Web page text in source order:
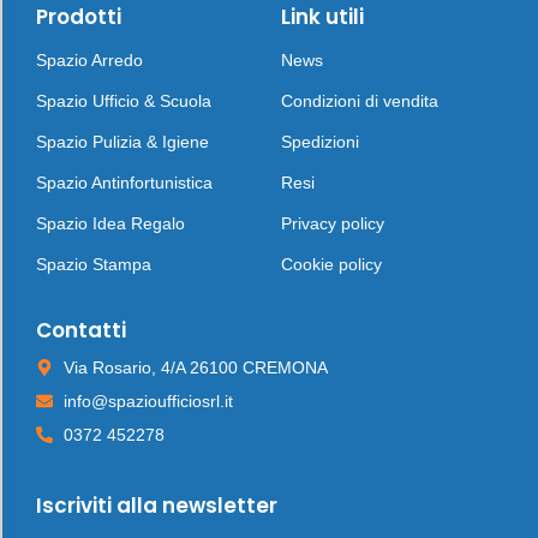
Prodotti
Spazio Arredo
Spazio Ufficio & Scuola
Spazio Pulizia & Igiene
Spazio Antinfortunistica
Spazio Idea Regalo
Spazio Stampa
Link utili
News
Condizioni di vendita
Spedizioni
Resi
Privacy policy
Cookie policy
Contatti
Via Rosario, 4/A 26100 CREMONA
info@spazioufficiosrl.it
0372 452278
Iscriviti alla newsletter